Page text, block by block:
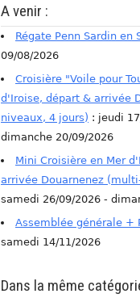
A venir :
Régate Penn Sardin en
09/08/2026
Croisière "Voile pour
d'Iroise, départ & arrivée
niveaux, 4 jours) : jeudi
dimanche 20/09/2026
Mini Croisière en Mer
arrivée Douarnenez
samedi 26/09/2026 -
Assemblée générale +
samedi 14/11/2026
Dans la même